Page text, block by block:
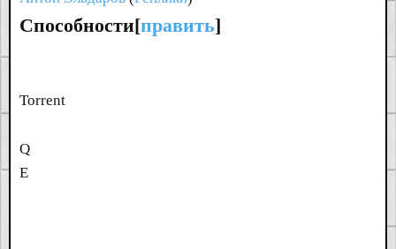
Способности[править]
Torrent
Q
E